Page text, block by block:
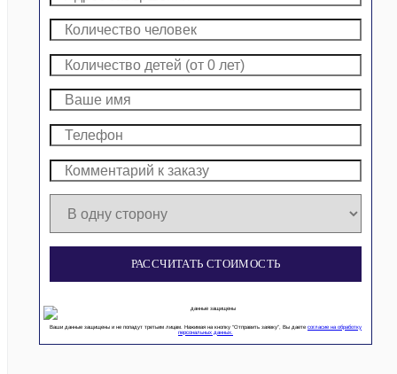
РАССЧИТАТЬ СТОИМОСТЬ
Ваши данные защищены и не попадут третьим лицам. Нажимая на кнопку “Отправить заявку”, Вы даете согласие на обработку
персональных данных.